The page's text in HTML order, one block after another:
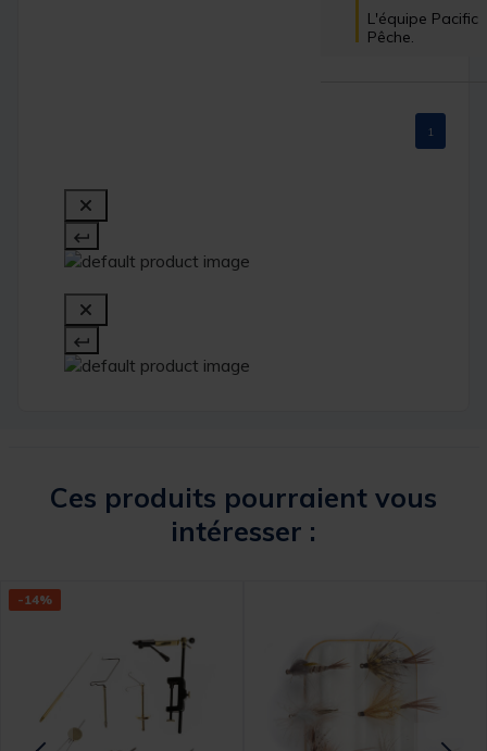
L'équipe Pacific
Pêche.
1
Ces produits pourraient vous
intéresser :
-14%